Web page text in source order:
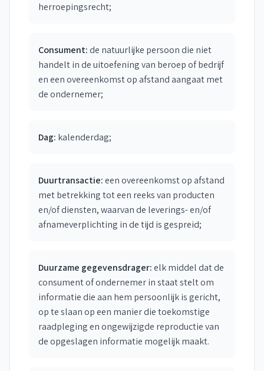
herroepingsrecht;
Consument:de natuurlijke persoon die niet
handelt in de uitoefening van beroep of bedrijf
en een overeenkomst op afstand aangaat met
de ondernemer;
Dag: kalenderdag;
Duurtransactie:een overeenkomst op afstand
met betrekking tot een reeks van producten
en/of diensten, waarvan de leverings- en/of
afnameverplichting in de tijd is gespreid;
Duurzame gegevensdrager:elk middel dat de
consument of ondernemer in staat stelt om
informatie die aan hem persoonlijk is gericht,
op te slaan op een manier die toekomstige
raadpleging en ongewijzigde reproductie van
de opgeslagen informatie mogelijk maakt.